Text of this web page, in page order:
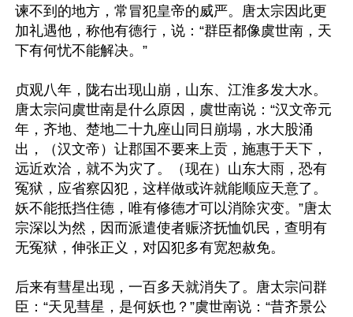
谏不到的地方，常冒犯皇帝的威严。唐太宗因此更
加礼遇他，称他有德行，说：“群臣都像虞世南，天
下有何忧不能解决。”
贞观八年，陇右出现山崩，山东、江淮多发大水。
唐太宗问虞世南是什么原因，虞世南说：“汉文帝元
年，齐地、楚地二十九座山同日崩塌，水大股涌
出，（汉文帝）让郡国不要来上贡，施惠于天下，
远近欢洽，就不为灾了。（现在）山东大雨，恐有
冤狱，应省察囚犯，这样做或许就能顺应天意了。
妖不能抵挡住德，唯有修德才可以消除灾变。”唐太
宗深以为然，因而派遣使者赈济抚恤饥民，查明有
无冤狱，伸张正义，对囚犯多有宽恕赦免。
后来有彗星出现，一百多天就消失了。唐太宗问群
臣：“天见彗星，是何妖也？”虞世南说：“昔齐景公